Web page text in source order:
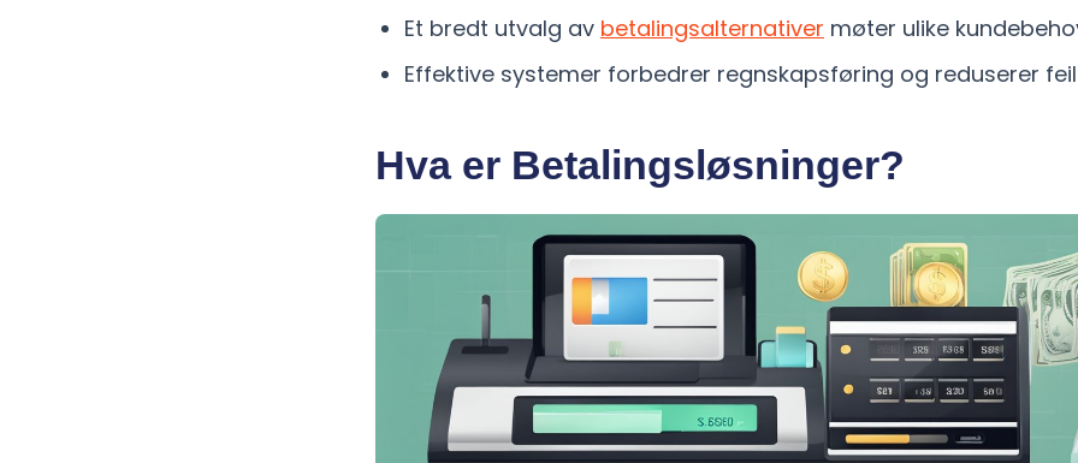
Et bredt utvalg av betalingsalternativer møter ulike
Effektive systemer forbedrer regnskapsføring og reduserer feil
Hva er Betalingsløsninger?